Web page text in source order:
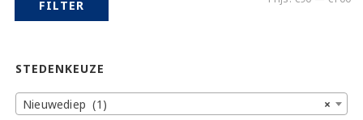
FILTER
STEDENKEUZE
×
Nieuwediep (1)